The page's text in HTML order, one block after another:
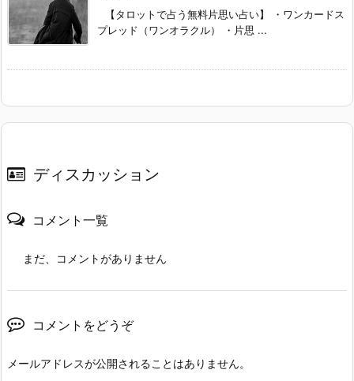
【タロットで占う無料片思い占い】 ・ワンカードス
プレッド（ワンオラクル） ・片思 ...
ディスカッション
コメント一覧
まだ、コメントがありません
コメントをどうぞ
メールアドレスが公開されることはありません。